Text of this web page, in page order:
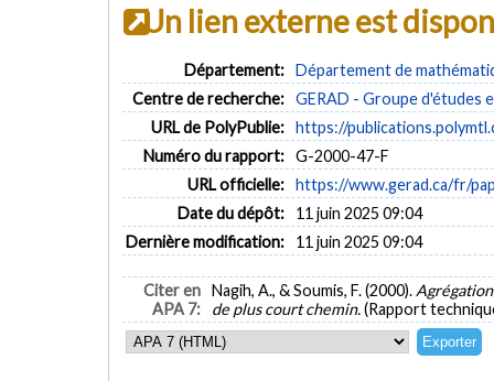
Un lien externe est
Département: Département de
Centre de recherche: GERAD - Groupe d'études
URL de PolyPublie: https://
Numéro du rapport: G-2000-47-F
URL officielle: https://www.gerad.ca/fr/
Date du dépôt:
11 juin 2025 09:04
Dernière modification:
11 juin 2025 09:04
Citer en
APA 7:
Nagih, A., & Soumis, F. (2000).
de plus court chemin.(Rapport